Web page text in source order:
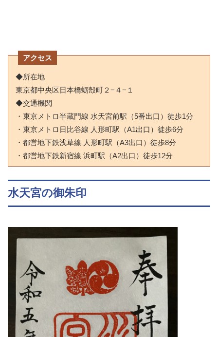
アクセス
◆所在地
東京都中央区日本橋蛎殻町２−４−１
◆交通機関
・東京メトロ半蔵門線 水天宮前駅（5番出口）徒歩1分
・東京メトロ日比谷線 人形町駅（A1出口）徒歩6分
・都営地下鉄浅草線 人形町駅（A3出口）徒歩8分
・都営地下鉄新宿線 浜町駅（A2出口）徒歩12分
水天宮の御朱印